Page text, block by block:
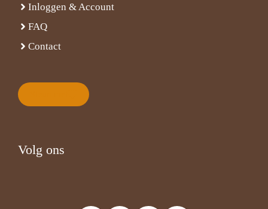
Inloggen & Account
FAQ
Contact
Volg ons